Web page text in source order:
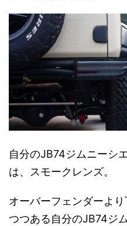
自分のJB74ジムニーシ
は、スモークレンズ。
オーバーフェンダーよ
つつある自分のJB74ジ